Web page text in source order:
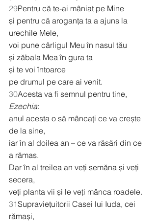
29Pentru că te-ai mâniat pe Mine
și pentru că aroganța ta a ajuns la
urechile Mele,
voi pune cârligul Meu în nasul tău
și zăbala Mea în gura ta
și te voi întoarce
pe drumul pe care ai venit.
30Acesta va fi semnul pentru tine,
Ezechia:
anul acesta o să mâncați ce va crește
de la sine,
iar în al doilea an – ce va răsări din ce
a rămas.
Dar în al treilea an veți semăna și veți
secera,
veți planta vii și le veți mânca roadele.
31Supraviețuitorii Casei lui Iuda, cei
rămași,